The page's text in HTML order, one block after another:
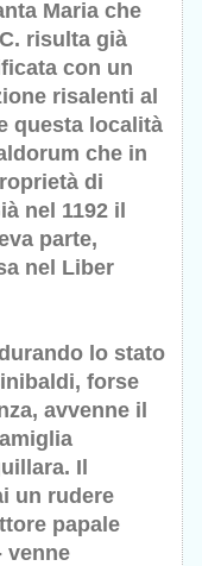
Maria che
risulta già
con un
risalenti al
questa località
che in
di
nel 1192 il
parte,
nel Liber
lo stato
forse
avvenne il
Il
un rudere
papale
venne